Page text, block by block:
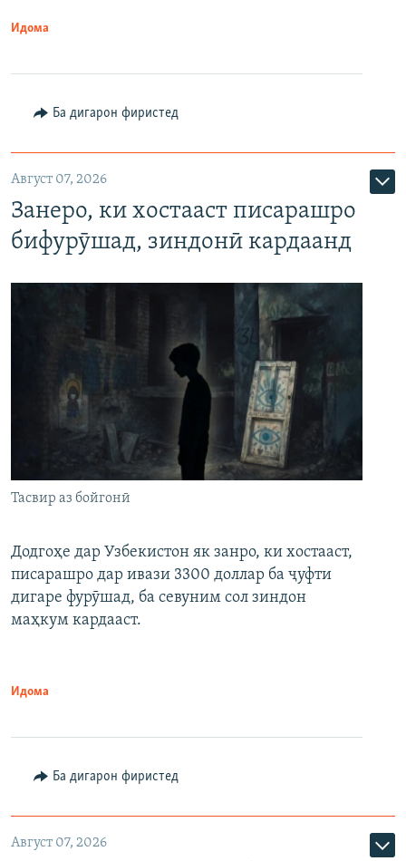
Идома
Ба дигарон фиристед
Август 07, 2026
Занеро, ки хостааст писарашро
бифурӯшад, зиндонӣ кардаанд
Тасвир аз бойгонӣ
Додгоҳе дар Узбекистон як занро, ки хостааст,
писарашро дар ивази 3300 доллар ба ҷуфти
дигаре фурӯшад, ба севуним сол зиндон
маҳкум кардааст.
Идома
Ба дигарон фиристед
Август 07, 2026